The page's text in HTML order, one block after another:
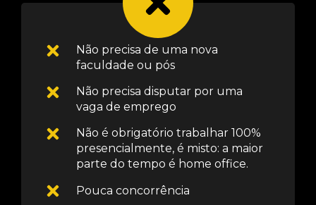
Não precisa de uma nova
faculdade ou pós
Não precisa disputar por uma
vaga de emprego
Não é obrigatório trabalhar 100%
presencialmente, é misto: a maior
parte do tempo é home office.
Pouca concorrência